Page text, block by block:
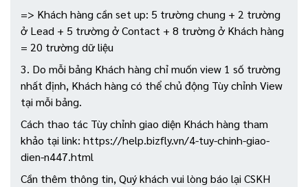
=> Khách hàng cần set up: 5 trường chung + 2 trường
ở Lead + 5 trường ở Contact + 8 trường ở Khách hàng
= 20 trường dữ liệu
3. Do mỗi bảng Khách hàng chỉ muốn view 1 số trường
nhất định, Khách hàng có thể chủ động Tùy chỉnh View
tại mỗi bảng.
Cách thao tác Tùy chỉnh giao diện Khách hàng tham
khảo tại link: https://help.bizfly.vn/4-tuy-chinh-giao-
dien-n447.html
Cần thêm thông tin, Quý khách vui lòng báo lại CSKH